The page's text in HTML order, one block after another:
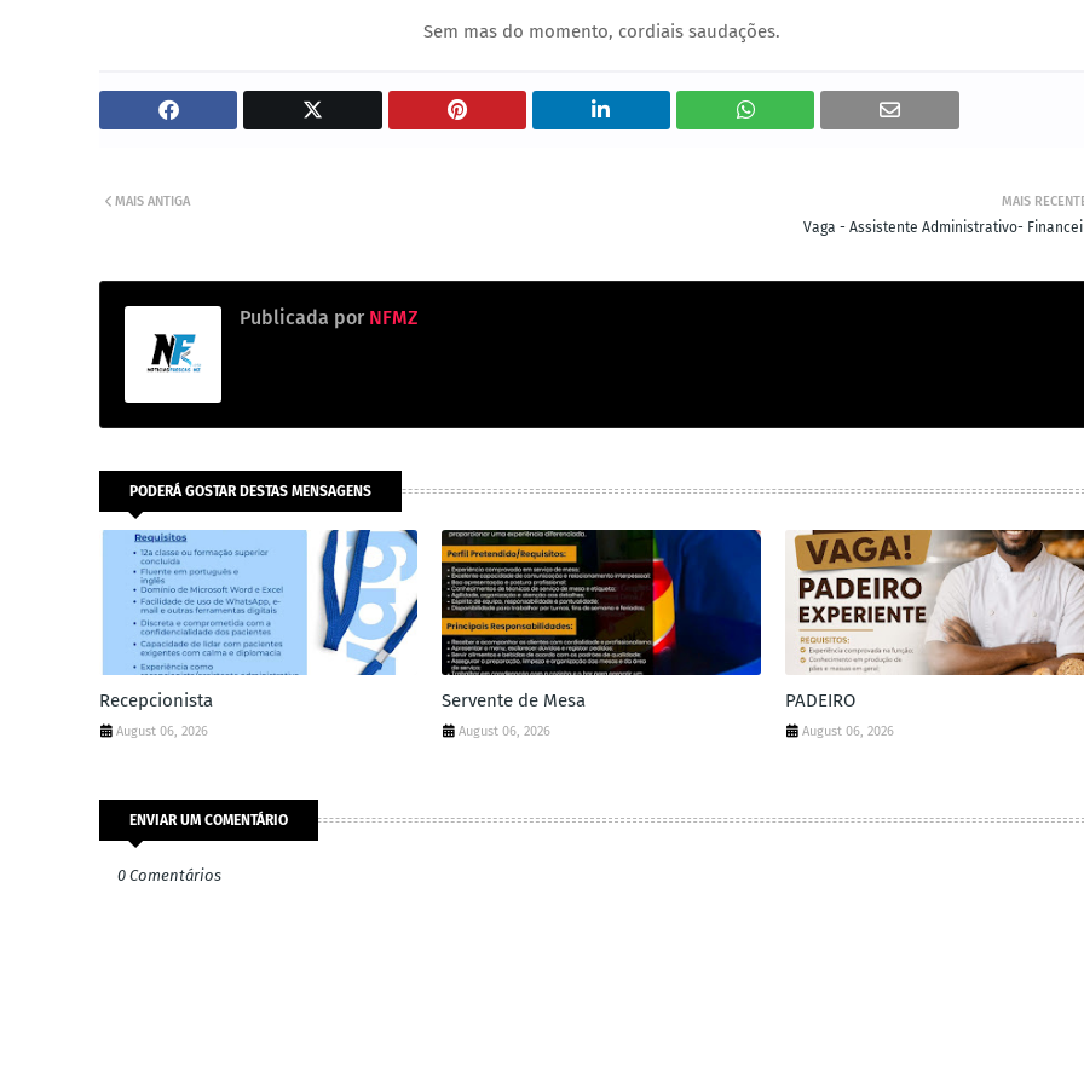
Sem mas do momento, cordiais saudações.
MAIS
Vaga - Assistente Administrativo-
MAIS ANTIGA
Publicada por NFMZ
PODERÁ GOSTAR DESTAS MENSAGENS
Recepcionista
August 06, 2026
Servente de Mesa
August 06, 2026
PADEIRO
August 06, 2026
ENVIAR UM COMENTÁRIO
0 Comentários